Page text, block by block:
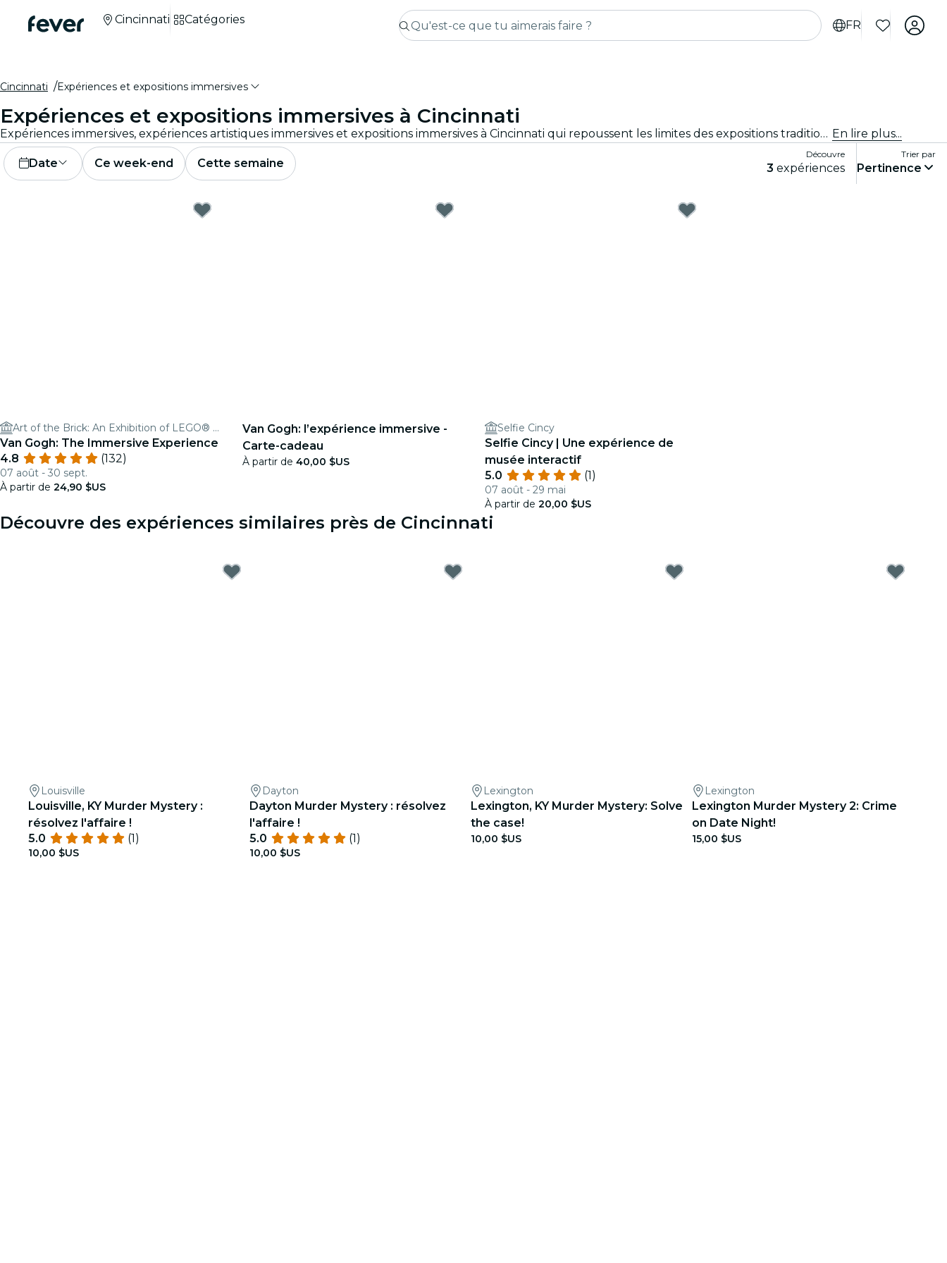
FR
Cincinnati Catégories
Cincinnati Expériences et expositions immersives
Expériences et expositions immersives à Cincinnati
Expériences immersives, expériences artistiques immersives et expositions immersives à Cincinnati qui repoussent les limites des expositions traditionnelles grâce à une technologie de pointe. En lire plus...
Date Ce week-end Cette semaine
Découvre
3 expériences
Trier par
Pertinence
Art of the Brick: An Exhibition of LEGO® Art
Van Gogh: The Immersive Experience
4.8
(132)
07 août - 30 sept.
À partir de 24,90 $US
Van Gogh: l’expérience immersive -
Carte-cadeau
À partir de 40,00 $US
Selfie Cincy
Selfie Cincy | Une expérience de
musée interactif
5.0
(1)
07 août - 29 mai
À partir de 20,00 $US
Découvre des expériences similaires près de Cincinnati
Louisville
Louisville, KY Murder Mystery :
résolvez l'affaire !
5.0
(1)
10,00 $US
Dayton
Dayton Murder Mystery : résolvez
l'affaire !
5.0
(1)
10,00 $US
Lexington
Lexington, KY Murder Mystery: Solve
the case!
10,00 $US
Lexington
Lexington Murder Mystery 2: Crime
on Date Night!
15,00 $US